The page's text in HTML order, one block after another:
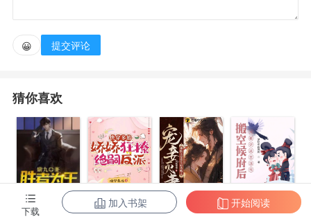
“能娶我吗？”那个落魄时护过自己的小姑娘是宁肃心
却主动跑来说要嫁他。
“可想好了？本督可是宦官。”娇俏的小姑娘眼泪汪
汪：“我要嫁，我不嫌你。”这是你主动送上来的，那本
督可不会放手了。
😀 提交评论
猜你喜欢
陈东王楠楠
快穿多胎，娇
宠妾灭妻？神
搬空候府后，
下载
加入书架 开始阅读